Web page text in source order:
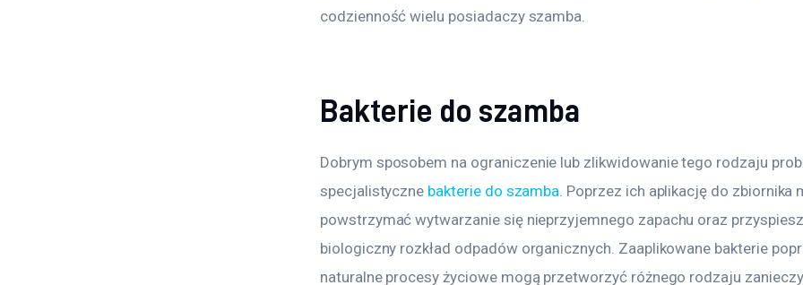
codzienność wielu posiadaczy szamba.
Bakterie do szamba
Dobrym sposobem na ograniczenie lub zlikwidowanie tego rodzaju
specjalistyczne bakterie do szamba. Poprzez ich aplikację do zbiornika
powstrzymać wytwarzanie się nieprzyjemnego zapachu oraz
biologiczny rozkład odpadów organicznych. Zaaplikowane bakterie
naturalne procesy życiowe mogą przetworzyć różnego rodzaju